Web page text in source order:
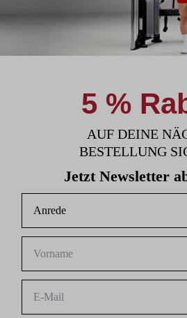
5 %
AUF DEINE
BESTELLUNG
Jetzt Newsletter